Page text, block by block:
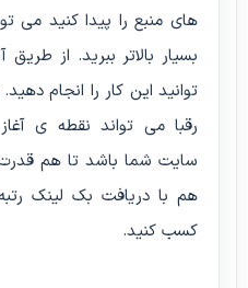
های منبع را پیدا کنید می
بسیار بالاتر ببرید. از طریق
توانید این کار را انجام
رقبا می تواند نقطه ی
سایت شما باشد تا هم قدرت
هم با دریافت بک لینک
کسب کنید.